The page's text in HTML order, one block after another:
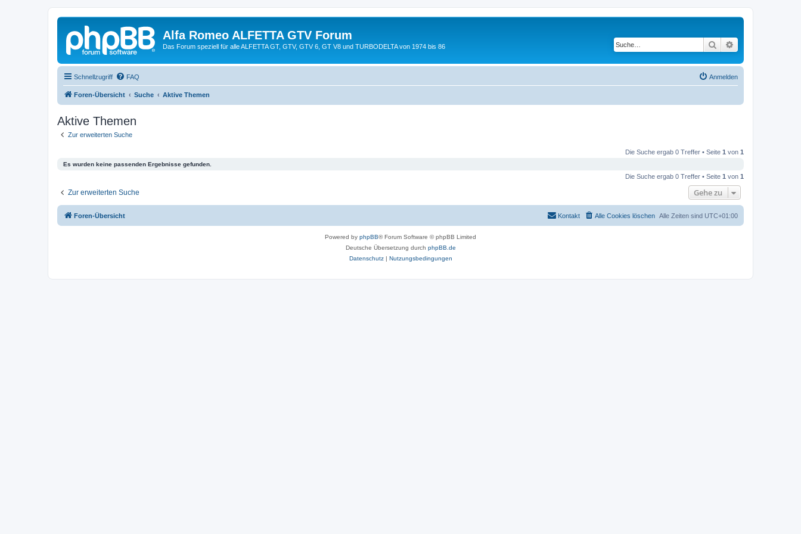
Alfa Romeo ALFETTA GTV Forum
Das Forum speziell für alle ALFETTA GT, GTV, GTV 6, GT V8 und TURBODELTA von 1974 bis 86 Suche
Schnellzugriff FAQ Anmelden
Foren-Übersicht Suche Aktive Themen
Aktive Themen
Zur erweiterten Suche
Die Suche ergab 0 Treffer • Seite 1 von 1
Es wurden keine passenden Ergebnisse gefunden.
Die Suche ergab 0 Treffer • Seite 1 von 1
Zur erweiterten Suche Gehe zu
Foren-Übersicht Alle Zeiten sind UTC+01:00
Alle Cookies löschen
Kontakt
Powered by phpBB® Forum Software © phpBB Limited
Deutsche Übersetzung durch phpBB.de
Datenschutz| Nutzungsbedingungen